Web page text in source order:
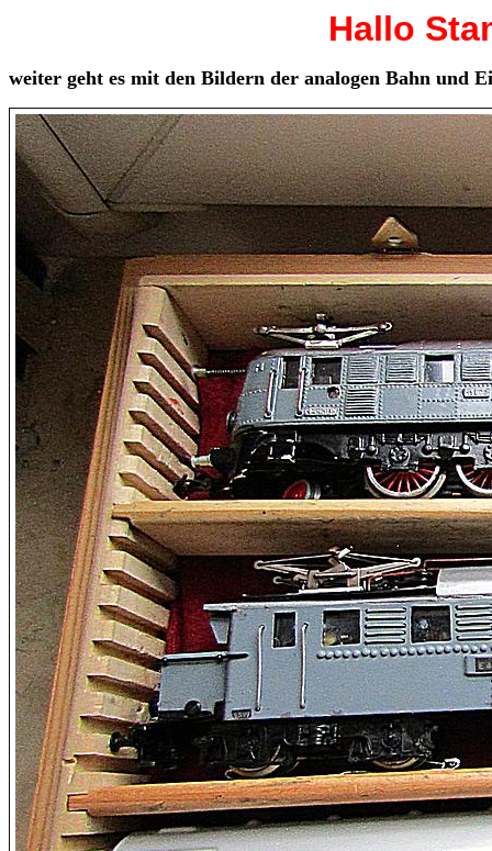
Hallo
weiter geht es mit den Bildern der analogen Bahn und